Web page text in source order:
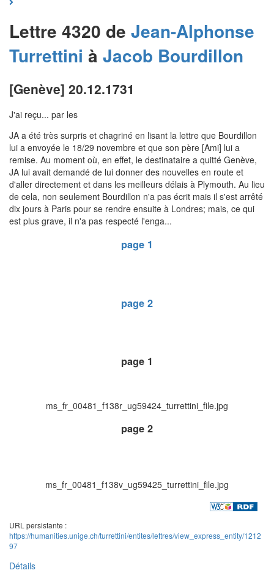
Lettre 4320 de Jean-Alphonse
Turrettini à Jacob Bourdillon
[Genève] 20.12.1731
J'ai reçu... par les
JA a été très surpris et chagriné en lisant la lettre que Bourdillon
lui a envoyée le 18/29 novembre et que son père [Ami] lui a
remise. Au moment où, en effet, le destinataire a quitté Genève,
JA lui avait demandé de lui donner des nouvelles en route et
d'aller directement et dans les meilleurs délais à Plymouth. Au lieu
de cela, non seulement Bourdillon n'a pas écrit mais il s'est arrêté
dix jours à Paris pour se rendre ensuite à Londres; mais, ce qui
est plus grave, il n'a pas respecté l'enga...
page 1
page 2
page 1
ms_fr_00481_f138r_ug59424_turrettini_file.jpg
page 2
ms_fr_00481_f138v_ug59425_turrettini_file.jpg
URL persistante :
https://humanities.unige.ch/turrettini/entites/lettres/view_express_entity/1212
97
Détails